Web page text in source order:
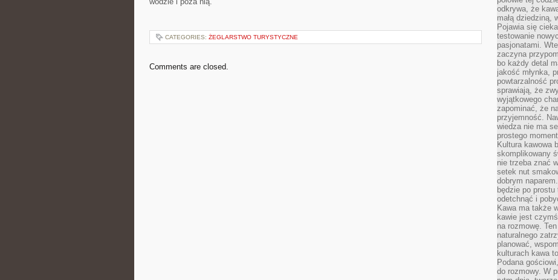
CATEGORIES: ŻEGLARSTWO TURYSTYCZNE
Comments are closed.
odkrywa, że
małą dziedziną,
Pojawia się
testowanie
pasjonatami.
zaczyna
bo każdy detal
jakość młynka,
powtarzalność
sprawiają, że
wyjątkowego
zapominać, że
przyjemność.
wiedza nie ma
prostego
Kultura kawowa
skomplikowany
nie trzeba znać
setek nut
dobrym
będzie po
odetchnąć i
Kawa ma także
kawie jest
na rozmowę.
naturalnego
planować,
kulturach kawa
Podana
do rozmowy. W